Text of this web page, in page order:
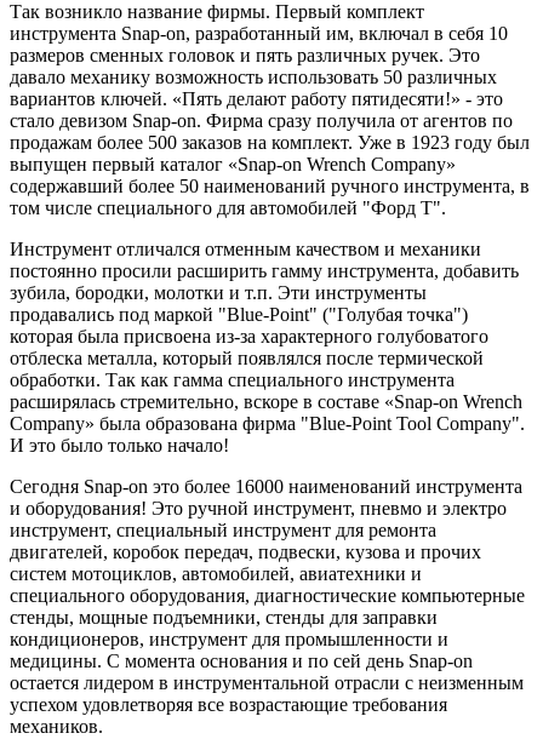
Так возникло название фирмы. Первый комплект
инструмента Snap-on, разработанный им, включал в себя 10
размеров сменных головок и пять различных ручек. Это
давало механику возможность использовать 50 различных
вариантов ключей. «Пять делают работу пятидесяти!» - это
стало девизом Snap-on. Фирма сразу получила от агентов по
продажам более 500 заказов на комплект. Уже в 1923 году был
выпущен первый каталог «Snap-on Wrench Company»
содержавший более 50 наименований ручного инструмента, в
том числе специального для автомобилей "Форд Т".
Инструмент отличался отменным качеством и механики
постоянно просили расширить гамму инструмента, добавить
зубила, бородки, молотки и т.п. Эти инструменты
продавались под маркой "Blue-Point" ("Голубая точка")
которая была присвоена из-за характерного голубоватого
отблеска металла, который появлялся после термической
обработки. Так как гамма специального инструмента
расширялась стремительно, вскоре в составе «Snap-on Wrench
Company» была образована фирма "Blue-Point Tool Company".
И это было только начало!
Сегодня Snap-on это более 16000 наименований инструмента
и оборудования! Это ручной инструмент, пневмо и электро
инструмент, специальный инструмент для ремонта
двигателей, коробок передач, подвески, кузова и прочих
систем мотоциклов, автомобилей, авиатехники и
специального оборудования, диагностические компьютерные
стенды, мощные подъемники, стенды для заправки
кондиционеров, инструмент для промышленности и
медицины. С момента основания и по сей день Snap-on
остается лидером в инструментальной отрасли с неизменным
успехом удовлетворяя все возрастающие требования
механиков.